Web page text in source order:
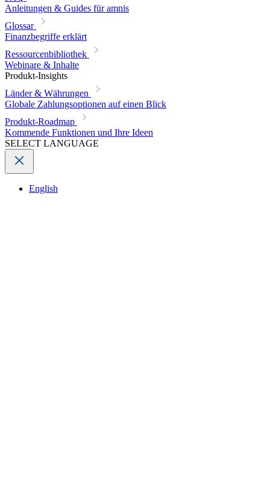
Anleitungen & Guides für amnis
Glossar
Finanzbegriffe erklärt
Ressourcenbibliothek
Webinare & Inhalte
Produkt-Insights
Länder & Währungen
Globale Zahlungsoptionen auf einen Blick
Produkt-Roadmap
Kommende Funktionen und Ihre Ideen
SELECT LANGUAGE
English